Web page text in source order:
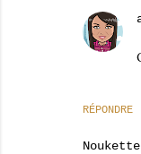
RÉPONDRE
Noukette